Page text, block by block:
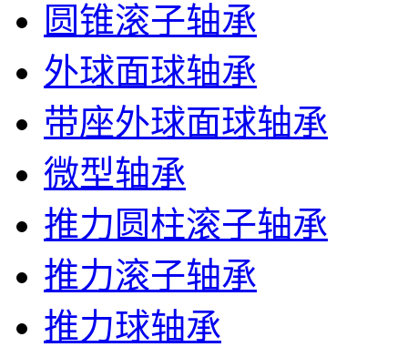
圆锥滚子轴承
外球面球轴承
带座外球面球轴承
微型轴承
推力圆柱滚子轴承
推力滚子轴承
推力球轴承